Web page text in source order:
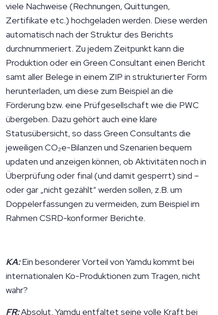
viele Nachweise (Rechnungen, Quittungen,
Zertifikate etc.) hochgeladen werden. Diese werden
automatisch nach der Struktur des Berichts
durchnummeriert. Zu jedem Zeitpunkt kann die
Produktion oder ein Green Consultant einen Bericht
samt aller Belege in einem ZIP in strukturierter Form
herunterladen, um diese zum Beispiel an die
Förderung bzw. eine Prüfgesellschaft wie die PWC
übergeben. Dazu gehört auch eine klare
Statusübersicht, so dass Green Consultants die
jeweiligen CO₂e-Bilanzen und Szenarien bequem
updaten und anzeigen können, ob Aktivitäten noch in
Überprüfung oder final (und damit gesperrt) sind –
oder gar „nicht gezählt“ werden sollen, z.B. um
Doppelerfassungen zu vermeiden, zum Beispiel im
Rahmen CSRD-konformer Berichte.
KA:Ein besonderer Vorteil von Yamdu kommt bei
internationalen Ko-Produktionen zum Tragen, nicht
wahr?
FR:Absolut. Yamdu entfaltet seine volle Kraft bei